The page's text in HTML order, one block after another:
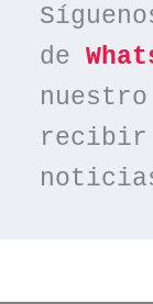
de
nuestro
recibir